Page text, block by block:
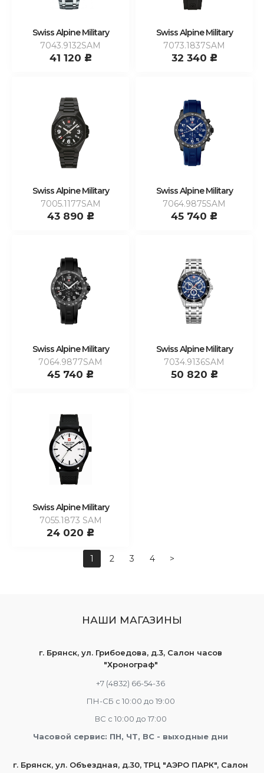
Swiss Alpine Military
7043.9132SAM
41 120 c
Swiss Alpine Military
7073.1837SAM
32 340 c
Swiss Alpine Military
7005.1177SAM
43 890 c
Swiss Alpine Military
7064.9875SAM
45 740 c
Swiss Alpine Military
7064.9877SAM
45 740 c
Swiss Alpine Military
7034.9136SAM
50 820 c
Swiss Alpine Military
7055.1873 SAM
24 020 c
1 2 3 4 >
НАШИ МАГАЗИНЫ
г. Брянск, ул. Грибоедова, д.3, Салон часов
"Хронограф"
+7 (4832) 66-54-36
ПН-СБ с 10:00 до 19:00
ВС с 10:00 до 17:00
Часовой сервис: ПН, ЧТ, ВС - выходные дни
г. Брянск, ул. Объездная, д.30, ТРЦ "АЭРО ПАРК", Салон